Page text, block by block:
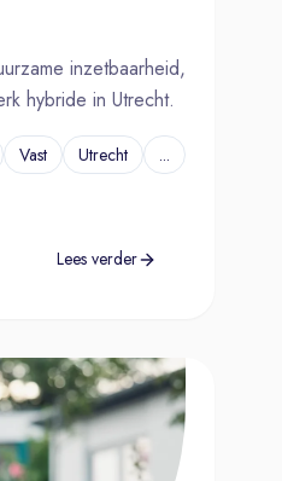
inzetbaarheid,
hybride in Utrecht.
Vast Utrecht ...
Lees verder